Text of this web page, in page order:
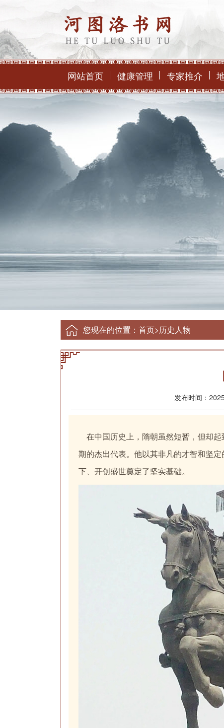
网站首页 健康管理 专家推介
您现在的位置： 首页>历史人物
发布时间：
在中国历史上，隋朝虽然短暂，但却
期的杰出代表。他以其非凡的才智和坚
下、开创盛世奠定了坚实基础。